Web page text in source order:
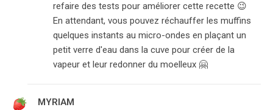
refaire des tests pour améliorer cette recette 😉
En attendant, vous pouvez réchauffer les muffins
quelques instants au micro-ondes en plaçant un
petit verre d'eau dans la cuve pour créer de la
vapeur et leur redonner du moelleux 🤗
MYRIAM